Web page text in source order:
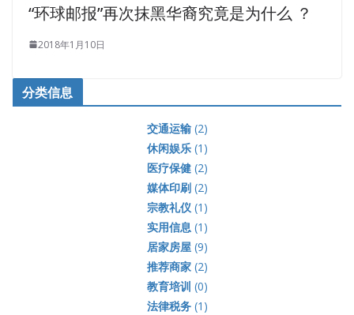
“环球邮报”再次抹黑华裔究竟是为什么 ？
2018年1月10日
分类信息
交通运输(2)
休闲娱乐(1)
医疗保健(2)
媒体印刷(2)
宗教礼仪(1)
实用信息 (1)
居家房屋(9)
推荐商家(2)
教育培训 (0)
法律税务(1)